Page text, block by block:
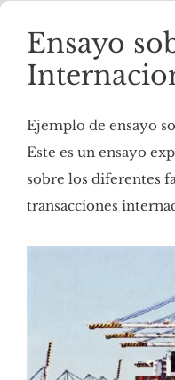
Ensayo
Ejemplo de ensayo
Este es un ensayo
sobre los diferentes
transacciones